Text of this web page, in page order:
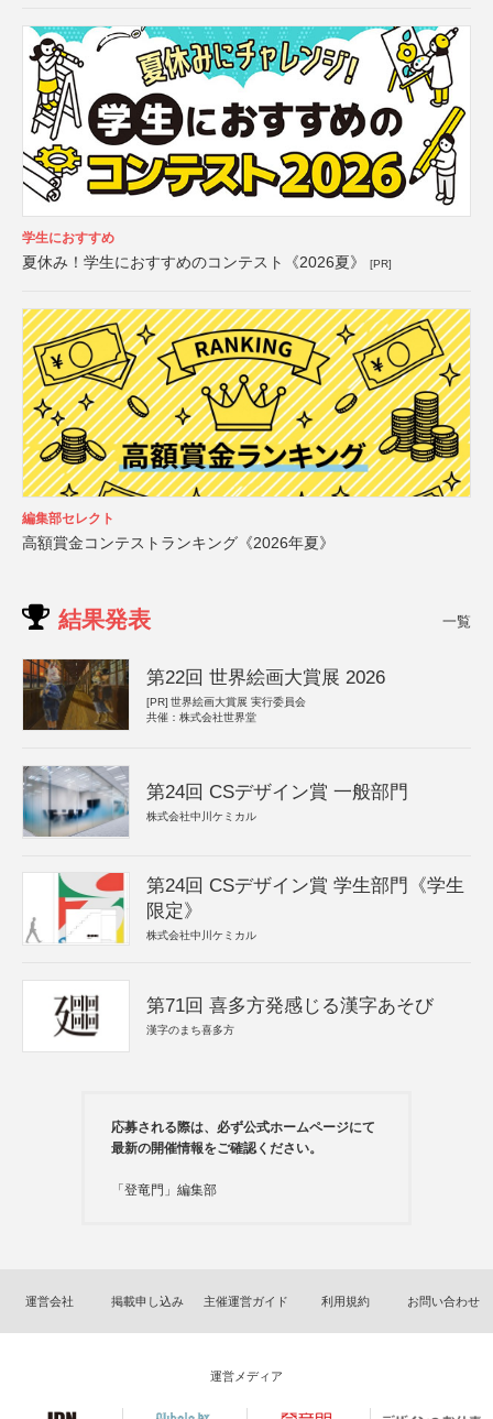
学生におすすめ
夏休み！学生におすすめのコンテスト《2026夏》 [PR]
編集部セレクト
高額賞金コンテストランキング《2026年夏》
結果発表 一覧
第22回 世界絵画大賞展 2026
[PR] 世界絵画大賞展 実行委員会
共催：株式会社世界堂
第24回 CSデザイン賞 一般部門
株式会社中川ケミカル
第24回 CSデザイン賞 学生部門《学生
限定》
株式会社中川ケミカル
第71回 喜多方発感じる漢字あそび
漢字のまち喜多方
応募される際は、必ず公式ホームページにて
最新の開催情報をご確認ください。
「登竜門」編集部
運営会社 掲載申し込み 主催運営ガイド 利用規約 お問い合わせ
運営メディア